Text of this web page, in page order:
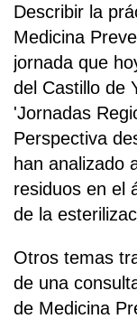
Describir la
Medicina
jornada que
del Castillo de
'Jornadas
Perspectiva
han analizado
residuos en el
de la
Otros temas
de una
de Medicina